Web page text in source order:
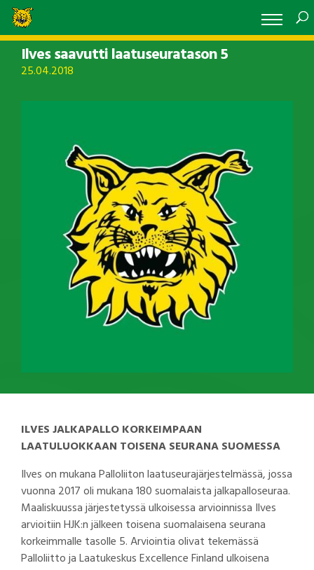
Ilves saavutti laatuseuratason 5
25.04.2018
ILVES JALKAPALLO KORKEIMPAAN
LAATULUOKKAAN TOISENA SEURANA SUOMESSA
Ilves on mukana Palloliiton laatuseurajärjestelmässä, jossa
vuonna 2017 oli mukana 180 suomalaista jalkapalloseuraa.
Maaliskuussa järjestetyssä ulkoisessa arvioinnissa Ilves
arvioitiin HJK:n jälkeen toisena suomalaisena seurana
korkeimmalle tasolle 5. Arviointia olivat tekemässä
Palloliitto ja Laatukeskus Excellence Finland ulkoisena